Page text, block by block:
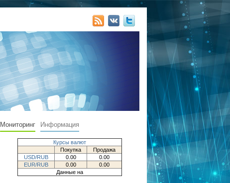
Мониторинг Информация
Курсы валют
Покупка
Продажа
USD/RUB
0.00
0.00
EUR/RUB
0.00
0.00
Данные на